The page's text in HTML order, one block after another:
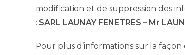
modification et de suppression des
: SARL LAUNAY FENETRES – Mr
Pour plus d’informations sur la